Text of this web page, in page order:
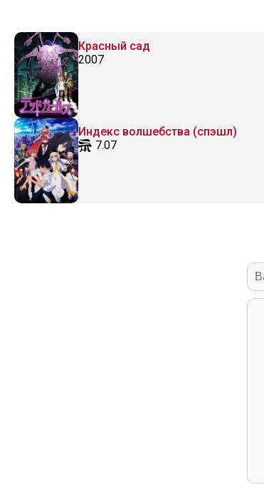
Красный сад
2007
Индекс волшебства (спэшл)
7.07